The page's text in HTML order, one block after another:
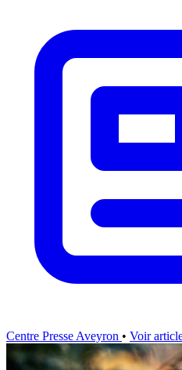
Centre Presse Aveyron • Voir